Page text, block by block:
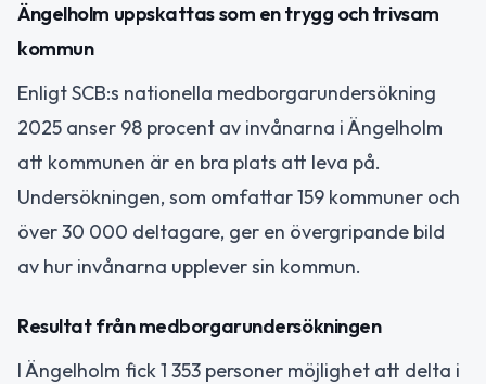
Ängelholm uppskattas som en trygg och trivsam
kommun
Enligt SCB:s nationella medborgarundersökning
2025 anser 98 procent av invånarna i Ängelholm
att kommunen är en bra plats att leva på.
Undersökningen, som omfattar 159 kommuner och
över 30 000 deltagare, ger en övergripande bild
av hur invånarna upplever sin kommun.
Resultat från medborgarundersökningen
I Ängelholm fick 1 353 personer möjlighet att delta i